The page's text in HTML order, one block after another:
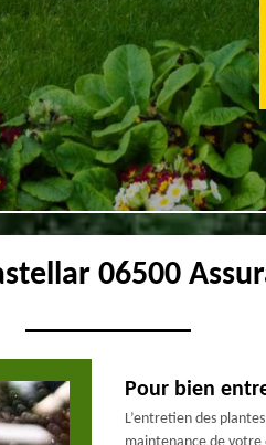
06500
Pour bien
L’entretien des